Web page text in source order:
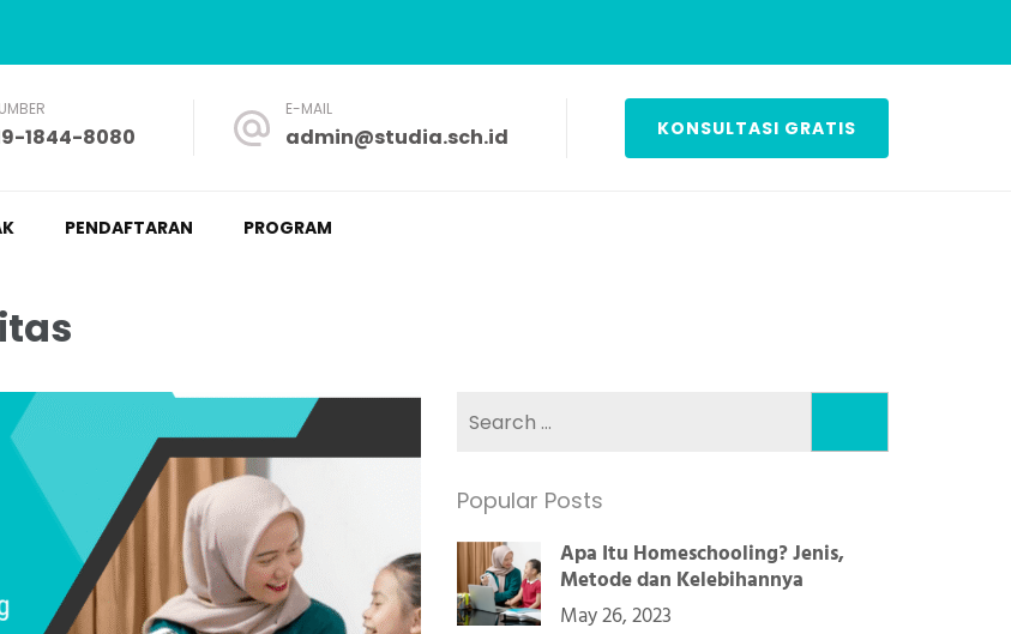
1844-8080
E-MAIL
admin@studia.sch.id KONSULTASI GRATIS
PENDAFTARAN PROGRAM
for:
Popular Posts
Apa Itu Homeschooling? Jenis,
Metode dan Kelebihannya
May 26, 2023